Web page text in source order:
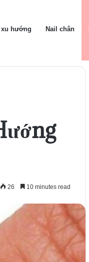
hướng Nail chân
26 10 minutes read